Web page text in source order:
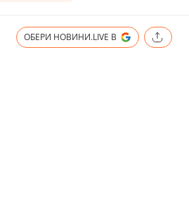
ОБЕРИ НОВИНИ.LIVE В